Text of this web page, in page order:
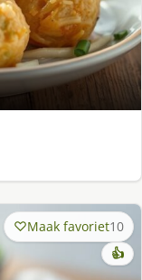
Maak favoriet10
👍